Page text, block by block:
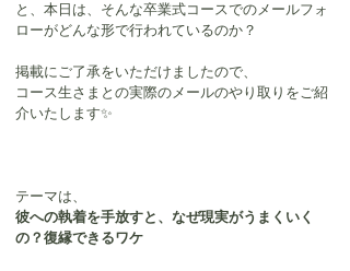
と、本日は、そんな卒業式コースでのメールフォ
ローがどんな形で行われているのか？
掲載にご了承をいただけましたので、
コース生さまとの実際のメールのやり取りをご紹
介いたします✨
テーマは、
彼への執着を手放すと、なぜ現実がうまくいく
の？復縁できるワケ